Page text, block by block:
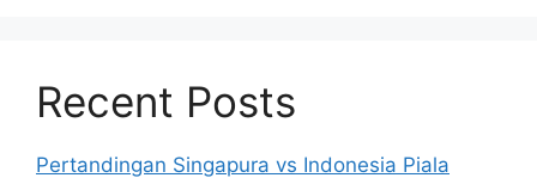
Recent Posts
Pertandingan Singapura vs Indonesia Piala